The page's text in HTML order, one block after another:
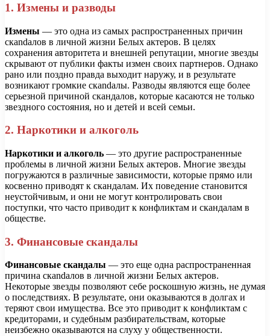
1. Измены и разводы
Измены — это одна из самых распространенных причин
скandалов в личной жизни Белых актеров. В целях
сохранения авторитета и внешней репутации, многие звезды
скрывают от публики факты измен своих партнеров. Однако
рано или поздно правда выходит наружу, и в результате
возникают громкие скandалы. Разводы являются еще более
серьезной причиной скандалов, которые касаются не только
звездного состояния, но и детей и всей семьи.
2. Наркотики и алкоголь
Наркотики и алкоголь — это другие распространенные
проблемы в личной жизни Белых актеров. Многие звезды
погружаются в различные зависимости, которые прямо или
косвенно приводят к скандалам. Их поведение становится
неустойчивым, и они не могут контролировать свои
поступки, что часто приводит к конфликтам и скандалам в
обществе.
3. Финансовые скандалы
Финансовые скандалы — это еще одна распространенная
причина скandалов в личной жизни Белых актеров.
Некоторые звезды позволяют себе роскошную жизнь, не думая
о последствиях. В результате, они оказываются в долгах и
теряют свои имущества. Все это приводит к конфликтам с
кредиторами, и судебным разбирательствам, которые
неизбежно оказываются на слуху у общественности.